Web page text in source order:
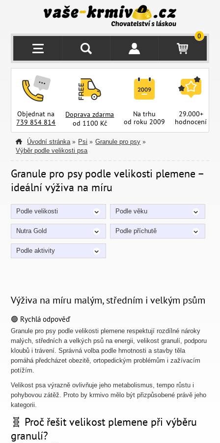
0
Objednat na
739 854 814
Doprava zdarma
od 1100 Kč
Na trhu
od roku 2009
29.000+
hodnocení
Úvodní stránka » Psi » Granule pro psy »
Výběr podle velikosti psa
Granule pro psy podle velikosti plemene –
ideální výživa na míru
Podle velikosti Podle věku
Nutra Gold Podle příchutě
Podle aktivity
Výživa na míru malým, středním i velkým psům
🟢 Rychlá odpověď
Granule pro psy podle velikosti plemene respektují rozdílné nároky
malých, středních a velkých psů na energii, velikost granulí, podporu
kloubů i trávení. Správná volba podle hmotnosti a stavby těla
pomáhá předcházet obezitě, ortopedickým problémům i zažívacím
potížím.
Velikost psa výrazně ovlivňuje jeho metabolismus, tempo růstu i
pohybovou zátěž. Proto by krmivo mělo být přizpůsobené právě jeho
kategorii.
🧬 Proč řešit velikost plemene při výběru
granulí?